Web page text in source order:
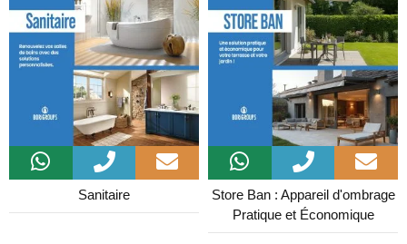
Sanitaire
Store Ban : Appareil d'ombrage
Pratique et Économique